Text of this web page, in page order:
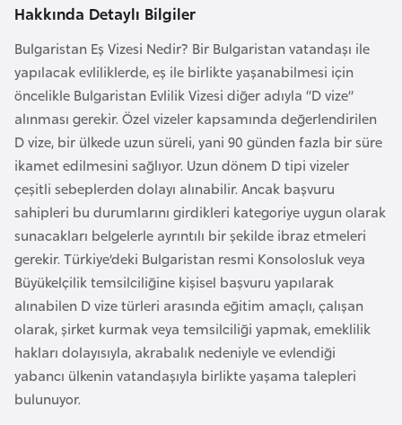
Hakkında Detaylı Bilgiler
Bulgaristan Eş Vizesi Nedir? Bir Bulgaristan vatandaşı ile
yapılacak evliliklerde, eş ile birlikte yaşanabilmesi için
öncelikle Bulgaristan Evlilik Vizesi diğer adıyla “D vize”
alınması gerekir. Özel vizeler kapsamında değerlendirilen
D vize, bir ülkede uzun süreli, yani 90 günden fazla bir süre
ikamet edilmesini sağlıyor. Uzun dönem D tipi vizeler
çeşitli sebeplerden dolayı alınabilir. Ancak başvuru
sahipleri bu durumlarını girdikleri kategoriye uygun olarak
sunacakları belgelerle ayrıntılı bir şekilde ibraz etmeleri
gerekir. Türkiye’deki Bulgaristan resmi Konsolosluk veya
Büyükelçilik temsilciliğine kişisel başvuru yapılarak
alınabilen D vize türleri arasında eğitim amaçlı, çalışan
olarak, şirket kurmak veya temsilciliği yapmak, emeklilik
hakları dolayısıyla, akrabalık nedeniyle ve evlendiği
yabancı ülkenin vatandaşıyla birlikte yaşama talepleri
bulunuyor.
D
n
i
m
a
r
k
a
D
e
m
o
k
r
a